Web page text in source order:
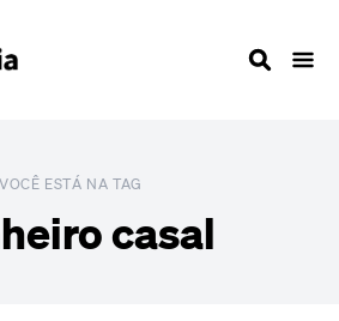
VOCÊ ESTÁ NA TAG
casal